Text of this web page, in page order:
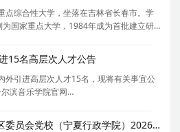
点综合性大学，坐落在吉林省长春市。学
国家重点大学，1984年成为首批建立研
首批通过国家教委211工程审批，2001年
学，2004年被批准为中
15名高层次人才公告
外引进高层次人才15名，现将有关事宜公
滨音乐学院官网
招聘计划 详见《哈尔滨音乐学院2026年
1）。 三、高层次人才引进条件 （一）基
中国共产党宁夏回族自治区委员会党校（宁夏行政学院）2026年第二批自主公开招聘7名教师公告